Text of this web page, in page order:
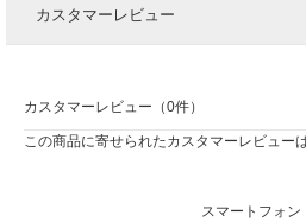
カスタマーレビュー
カスタマーレビュー（0件）
この商品に寄せられたカスタマーレビュー
スマートフォン |